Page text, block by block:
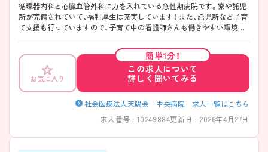
循環器内科と心臓血管外科に力を入れている急性期病院です。寮や託児
所が完備されていて、福利厚生は充実しています！ また、託児所など子育
て支援も行っていますので、子育て中の看護師さんも働きやすい環境で
よ！
お気に入り
簡単1分！
この求人について
詳しく聞いてみる
社会医療法人天陽会 中央病院 求人一覧はこちら
求人番号 : 10249884更新日 : 2026年4月27日